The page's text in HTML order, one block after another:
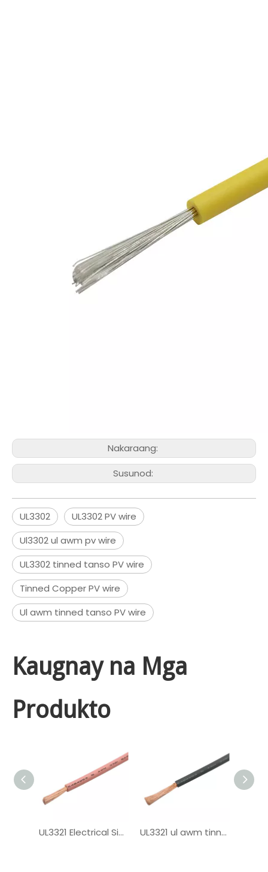
Nakaraang:
Susunod:
UL3302
UL3302 PV wire
Ul3302 ul awm pv wire
UL3302 tinned tanso PV wire
Tinned Copper PV wire
Ul awm tinned tanso PV wire
Kaugnay na Mga
Produkto
UL3321 Electrical Single Core XLPE Wire UL3321 ul awm tinned tanso PV wire